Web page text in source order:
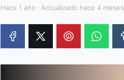
hace 1 año · Actualizado hace 4 meses